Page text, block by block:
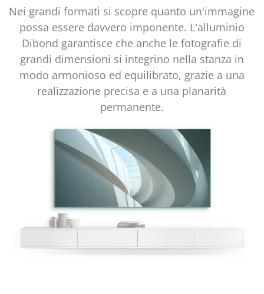
Nei grandi formati si scopre quanto un'immagine
possa essere davvero imponente. L'alluminio
Dibond garantisce che anche le fotografie di
grandi dimensioni si integrino nella stanza in
modo armonioso ed equilibrato, grazie a una
realizzazione precisa e a una planarità
permanente.